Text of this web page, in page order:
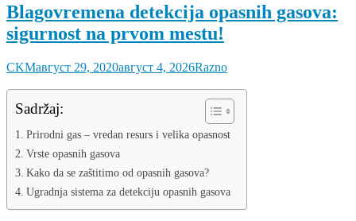
Blagovremena detekcija opasnih gasova:
sigurnost na prvom mestu!
CKMавгуст 29, 2020август 4, 2026Razno
Sadržaj:
Prirodni gas – vredan resurs i velika opasnost
Vrste opasnih gasova
Kako da se zaštitimo od opasnih gasova?
Ugradnja sistema za detekciju opasnih gasova